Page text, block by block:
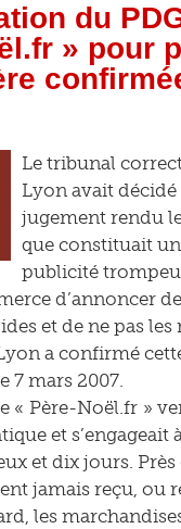
du
» pour
Le tribunal
Lyon avait
jugement rendu
que constituait
publicité
d’annoncer
et de ne pas les
a confirmé
7 mars 2007.
« Père-Noël.fr »
et s’engageait
et dix jours. Près
jamais reçu, ou
les